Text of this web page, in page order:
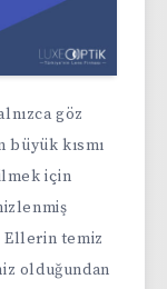
göz
kısmı
için
Ellerin temiz
olduğundan